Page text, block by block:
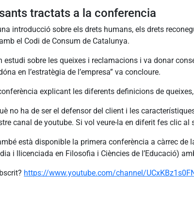
tractats a la conferencia
introducció sobre els drets humans, els drets
el Codi de Consum de Catalunya.
estudi sobre les queixes i reclamacions i va donar
en l’estratègia de l’empresa” va concloure.
explicant les diferents definicions de
no ha de ser el defensor del client i les
canal de youtube. Si vol veure-la en diferit fes clic al
està disponible la primera conferència a càrrec
i llicenciada en Filosofia i Ciències de l’Educació)
https://www.youtube.com/channel/